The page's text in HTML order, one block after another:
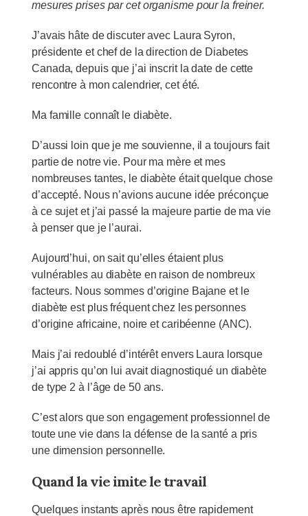
mesures prises par cet organisme pour la freiner.
J’avais hâte de discuter avec Laura Syron,
présidente et chef de la direction de Diabetes
Canada, depuis que j’ai inscrit la date de cette
rencontre à mon calendrier, cet été.
Ma famille connaît le diabète.
D’aussi loin que je me souvienne, il a toujours fait
partie de notre vie. Pour ma mère et mes
nombreuses tantes, le diabète était quelque chose
d’accepté. Nous n’avions aucune idée préconçue
à ce sujet et j’ai passé la majeure partie de ma vie
à penser que je l’aurai.
Aujourd’hui, on sait qu’elles étaient plus
vulnérables au diabète en raison de nombreux
facteurs. Nous sommes d’origine Bajane et le
diabète est plus fréquent chez les personnes
d’origine africaine, noire et caribéenne (ANC).
Mais j’ai redoublé d’intérêt envers Laura lorsque
j’ai appris qu’on lui avait diagnostiqué un diabète
de type 2 à l’âge de 50 ans.
C’est alors que son engagement professionnel de
toute une vie dans la défense de la santé a pris
une dimension personnelle.
Quand la vie imite le travail
Quelques instants après nous être rapidement